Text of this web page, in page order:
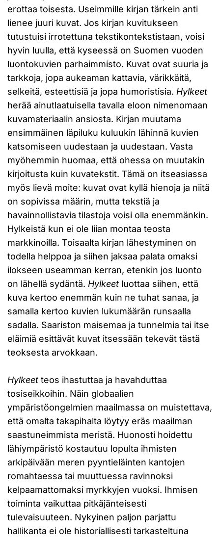
erottaa toisesta. Useimmille kirjan tärkein anti
lienee juuri kuvat. Jos kirjan kuvitukseen
tutustuisi irrotettuna tekstikontekstistaan, voisi
hyvin luulla, että kyseessä on Suomen vuoden
luontokuvien parhaimmisto. Kuvat ovat suuria ja
tarkkoja, jopa aukeaman kattavia, värikkäitä,
selkeitä, esteettisiä ja jopa humoristisia. Hylkeet
herää ainutlaatuisella tavalla eloon nimenomaan
kuvamateriaalin ansiosta. Kirjan muutama
ensimmäinen läpiluku kuluukin lähinnä kuvien
katsomiseen uudestaan ja uudestaan. Vasta
myöhemmin huomaa, että ohessa on muutakin
kirjoitusta kuin kuvatekstit. Tämä on itseasiassa
myös lievä moite: kuvat ovat kyllä hienoja ja niitä
on sopivissa määrin, mutta tekstiä ja
havainnollistavia tilastoja voisi olla enemmänkin.
Hylkeistä kun ei ole liian montaa teosta
markkinoilla. Toisaalta kirjan lähestyminen on
todella helppoa ja siihen jaksaa palata omaksi
ilokseen useamman kerran, etenkin jos luonto
on lähellä sydäntä. Hylkeet luottaa siihen, että
kuva kertoo enemmän kuin ne tuhat sanaa, ja
samalla kertoo kuvien lukumäärän runsaalla
sadalla. Saariston maisemaa ja tunnelmia tai itse
eläimiä esittävät kuvat itsessään tekevät tästä
teoksesta arvokkaan.
Hylkeet teos ihastuttaa ja havahduttaa
tosiseikkoihin. Näin globaalien
ympäristöongelmien maailmassa on muistettava,
että omalta takapihalta löytyy eräs maailman
saastuneimmista meristä. Huonosti hoidettu
lähiympäristö kostautuu lopulta ihmisten
arkipäivään meren pyyntieläinten kantojen
romahtaessa tai muuttuessa ravinnoksi
kelpaamattomaksi myrkkyjen vuoksi. Ihmisen
toiminta vaikuttaa pitkäjänteisesti
tulevaisuuteen. Nykyinen paljon parjattu
hallikanta ei ole historiallisesti tarkasteltuna